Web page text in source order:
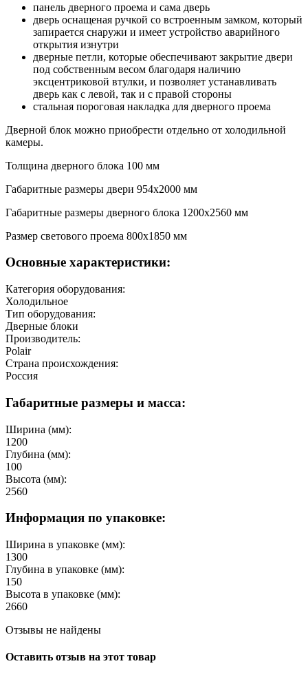
панель дверного проема и сама дверь
дверь оснащеная ручкой со встроенным замком, который
запирается снаружи и имеет устройство аварийного
открытия изнутри
дверные петли, которые обеспечивают закрытие двери
под собственным весом благодаря наличию
эксцентриковой втулки, и позволяет устанавливать
дверь как с левой, так и с правой стороны
стальная пороговая накладка для дверного проема
Дверной блок можно приобрести отдельно от холодильной
камеры.
Толщина дверного блока 100 мм
Габаритные размеры двери 954х2000 мм
Габаритные размеры дверного блока 1200х2560 мм
Размер светового проема 800х1850 мм
Основные характеристики:
Категория оборудования:
Холодильное
Тип оборудования:
Дверные блоки
Производитель:
Polair
Страна происхождения:
Россия
Габаритные размеры и масса:
Ширина (мм):
1200
Глубина (мм):
100
Высота (мм):
2560
Информация по упаковке:
Ширина в упаковке (мм):
1300
Глубина в упаковке (мм):
150
Высота в упаковке (мм):
2660
Отзывы не найдены
Оставить отзыв на этот товар